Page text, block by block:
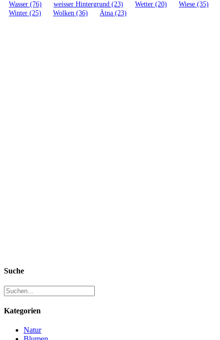
Wasser (76) weisser Hintergrund (23) Wetter (20) Wiese (35)
Winter (25) Wolken (36) Ätna (23)
Suche
Kategorien
Natur